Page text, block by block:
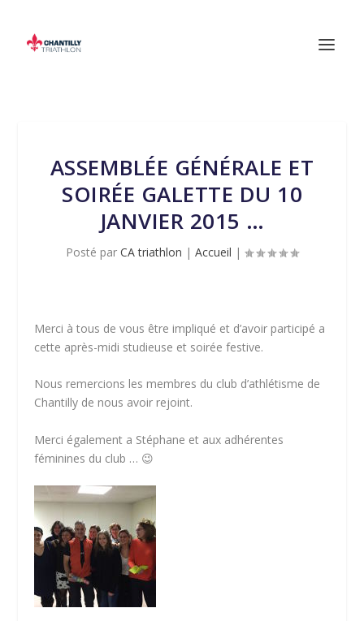
ASSEMBLÉE GÉNÉRALE ET
SOIRÉE GALETTE DU 10
JANVIER 2015 …
Posté par CA triathlon | Accueil |
Merci à tous de vous être impliqué et d’avoir participé a
cette après-midi studieuse et soirée festive.
Nous remercions les membres du club d’athlétisme de
Chantilly de nous avoir rejoint.
Merci également a Stéphane et aux adhérentes
féminines du club … 😉